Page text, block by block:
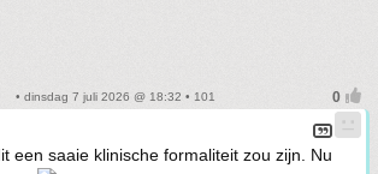
• dinsdag 7 juli 2026 @ 18:32 • 101
een saaie klinische formaliteit zou zijn. Nu